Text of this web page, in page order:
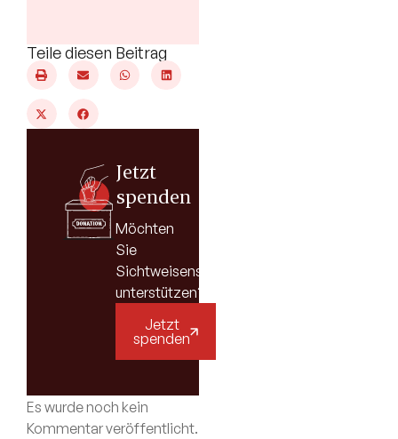
Teile diesen Beitrag
Jetzt
spenden
Möchten
Sie
Sichtweisenschweiz
unterstützen?
Jetzt
spenden
Es wurde noch kein
Kommentar veröffentlicht.